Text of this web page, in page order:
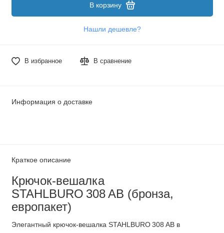
В корзину
Нашли дешевле?
В избранное В сравнение
Информация о доставке
Краткое описание
Крючок‑вешалка
STAHLBURO 308 AB (бронза,
европакет)
Элегантный крючок‑вешалка STAHLBURO 308 AB в